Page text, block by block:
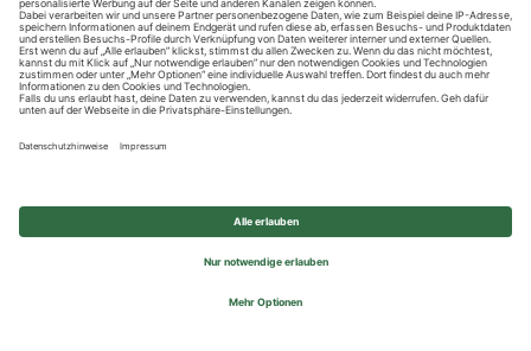
Impressum
Privatsphäre-Einstellungen
© 2026 REWE Group - All rights reserved